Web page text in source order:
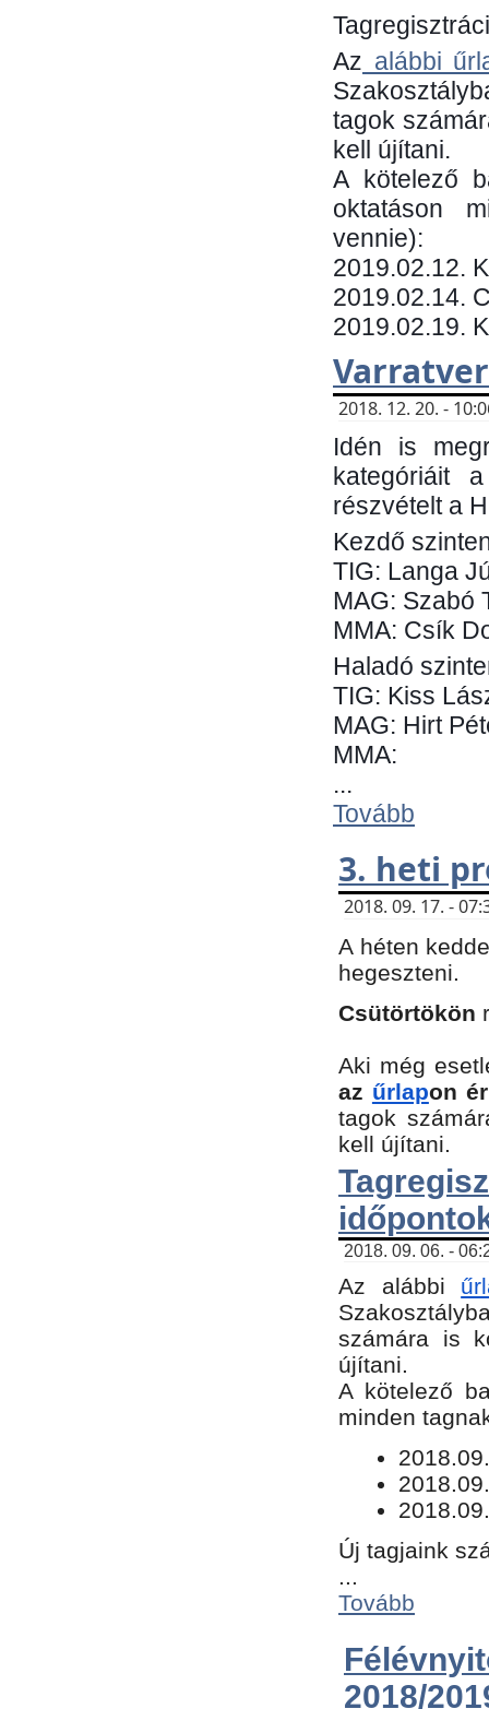
Az alábbi
tagok
kell újítani.
​A kötelező
oktatáson
vennie):
​2019.02.12.
2019.02.14.
2019.02.19.
2018. 12. 20. -
Idén is
kategóriáit
részvételt a
Kezdő
TIG: Langa
MAG: Szabó
MMA: Csík
Haladó
TIG: Kiss
MAG: Hirt
MMA:
...
Tovább
3. heti
2018. 09. 17. -
A héten
hegeszteni.
Csütörtökön
Aki még
az űrlapon
tagok
kell újítani.
2018. 09. 06. -
Az alábbi
számára is
újítani.
​A kötelező
minden
Új tagjaink
...
Tovább
2018/